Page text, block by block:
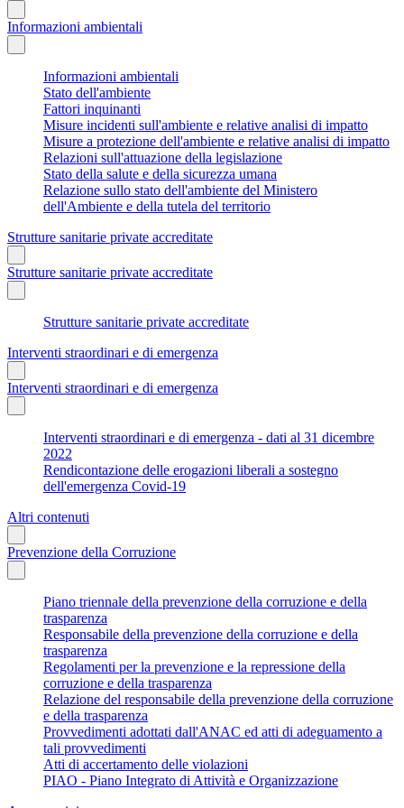
Informazioni ambientali
Informazioni ambientali
Stato dell'ambiente
Fattori inquinanti
Misure incidenti sull'ambiente e relative analisi di impatto
Misure a protezione dell'ambiente e relative analisi di impatto
Relazioni sull'attuazione della legislazione
Stato della salute e della sicurezza umana
Relazione sullo stato dell'ambiente del Ministero
dell'Ambiente e della tutela del territorio
Strutture sanitarie private accreditate
Strutture sanitarie private accreditate
Strutture sanitarie private accreditate
Interventi straordinari e di emergenza
Interventi straordinari e di emergenza
Interventi straordinari e di emergenza - dati al 31 dicembre
2022
Rendicontazione delle erogazioni liberali a sostegno
dell'emergenza Covid-19
Altri contenuti
Prevenzione della Corruzione
Piano triennale della prevenzione della corruzione e della
trasparenza
Responsabile della prevenzione della corruzione e della
trasparenza
Regolamenti per la prevenzione e la repressione della
corruzione e della trasparenza
Relazione del responsabile della prevenzione della corruzione
e della trasparenza
Provvedimenti adottati dall'ANAC ed atti di adeguamento a
tali provvedimenti
Atti di accertamento delle violazioni
PIAO - Piano Integrato di Attività e Organizzazione